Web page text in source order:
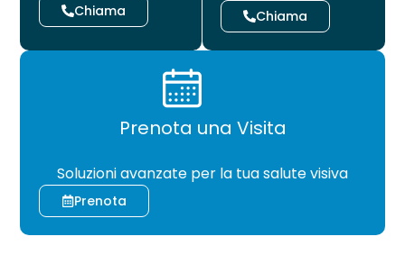
Chiama Chiama
Prenota una Visita
Soluzioni avanzate per la tua salute visiva
Prenota